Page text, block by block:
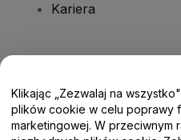
Kariera
Centrum pomocy /
Klikając „Zezwalaj na
plików cookie w celu poprawy
marketingowej. W przeciwnym